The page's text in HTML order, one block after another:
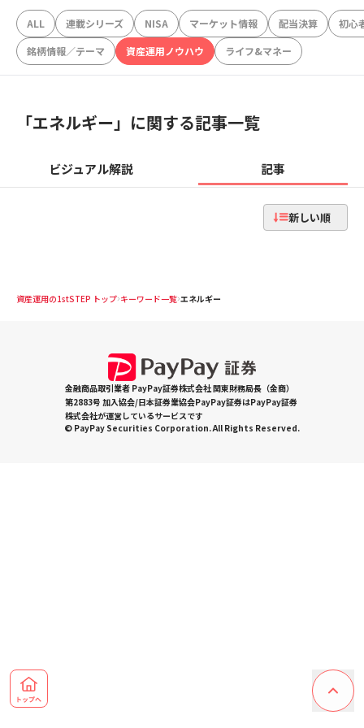
ALL 連載シリーズ NISA マーケット情報 配当決算
初心
銘柄情報／テーマ
資産運用ノウハウ ライフ&マネー
「エネルギー」に関する記事一覧
ビジュアル解説 記事
新しい順
資産運用の1stSTEP トップ キーワード一覧 エネルギー
金融商品取引業者 PayPay証券株式会社 関東財務局長（金商）
第2883号 加入協会/日本証券業協会PayPay証券はPayPay証券
株式会社が運営しているサービスです
© PayPay Securities Corporation. All Rights Reserved.